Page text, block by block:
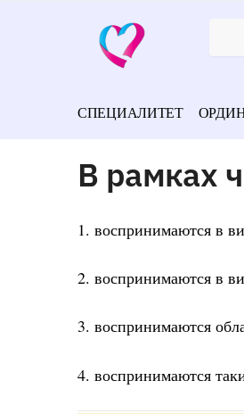
СПЕЦИАЛИТЕТ
В рамках
1. воспринимаются в
2. воспринимаются в
3. воспринимаются
4. воспринимаются